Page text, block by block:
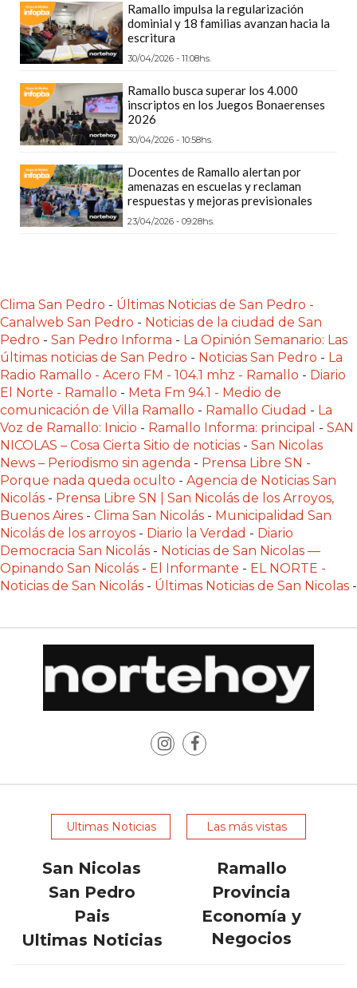
PERGAMINO:
DÓNDE
COMPRAR
MEJOR
GIMNASIO
DE
CREAR
TIENDA
ONLINE
EN
PERGAMINO:
COMPRAR
PROTEÍNA,
CREATINA
Y
PRE
ENTRENO
CON
ASESORAMIENTO
PROFESIONAL
ES
CÓMO
FUNCIONA:
POR
GRATIS
ARGENTINA:
CHANGUITO.COM.AR
Ramallo impulsa la regularización
dominial y 18 familias avanzan hacia la
escritura
30/04/2026 - 11:08hs.
Ramallo busca superar los 4.000
inscriptos en los Juegos Bonaerenses
2026
30/04/2026 - 10:58hs.
Docentes de Ramallo alertan por
amenazas en escuelas y reclaman
respuestas y mejoras previsionales
23/04/2026 - 09:28hs.
Clima San Pedro - Últimas Noticias de San Pedro -
Canalweb San Pedro - Noticias de la ciudad de San
Pedro - San Pedro Informa - La Opinión Semanario: Las
últimas noticias de San Pedro - Noticias San Pedro - La
Radio Ramallo - Acero FM - 104.1 mhz - Ramallo - Diario
El Norte - Ramallo - Meta Fm 94.1 - Medio de
comunicación de Villa Ramallo - Ramallo Ciudad - La
Voz de Ramallo: Inicio - Ramallo Informa: principal - SAN
NICOLAS – Cosa Cierta Sitio de noticias - San Nicolas
News – Periodismo sin agenda - Prensa Libre SN -
Porque nada queda oculto - Agencia de Noticias San
Nicolás - Prensa Libre SN | San Nicolás de los Arroyos,
Buenos Aires - Clima San Nicolás - Municipalidad San
Nicolás de los arroyos - Diario la Verdad - Diario
Democracia San Nicolás - Noticias de San Nicolas —
Opinando San Nicolás - El Informante - EL NORTE -
Noticias de San Nicolás - Últimas Noticias de San Nicolas -
Ultimas Noticias Las más vistas
San Nicolas
Ramallo
San Pedro
Provincia
Pais
Economía y
Negocios
Ultimas Noticias